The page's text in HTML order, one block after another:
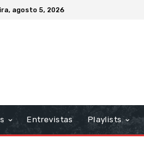
agosto 5, 2026
Entrevistas Playlists